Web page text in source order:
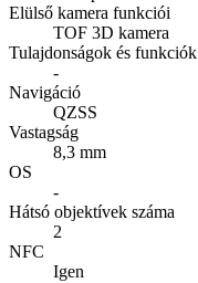
Elülső kamera funkciói
TOF 3D kamera
Tulajdonságok és funkciók
-
Navigáció
QZSS
Vastagság
8,3 mm
OS
-
Hátsó objektívek száma
2
NFC
Igen